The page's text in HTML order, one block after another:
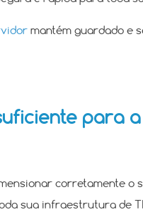
mantém guardado e
para
corretamente
sua infraestrutura de